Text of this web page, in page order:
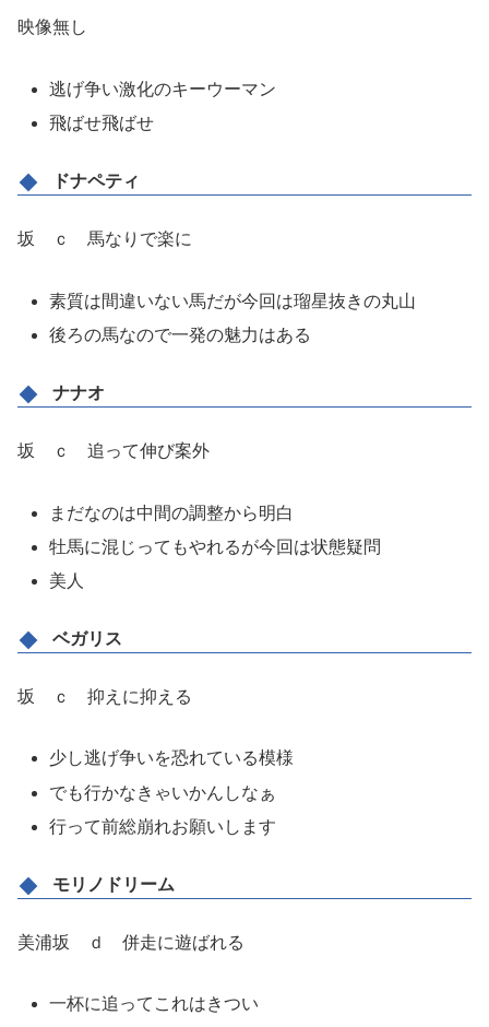
映像無し
逃げ争い激化のキーウーマン
飛ばせ飛ばせ
ドナペティ
坂 ｃ 馬なりで楽に
素質は間違いない馬だが今回は瑠星抜きの丸山
後ろの馬なので一発の魅力はある
ナナオ
坂 ｃ 追って伸び案外
まだなのは中間の調整から明白
牡馬に混じってもやれるが今回は状態疑問
美人
ベガリス
坂 ｃ 抑えに抑える
少し逃げ争いを恐れている模様
でも行かなきゃいかんしなぁ
行って前総崩れお願いします
モリノドリーム
美浦坂 ｄ 併走に遊ばれる
一杯に追ってこれはきつい